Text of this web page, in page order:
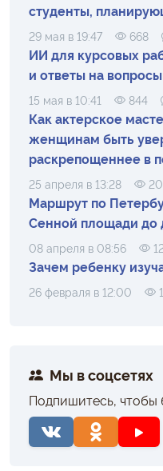
студенты,
29 мая в 19:47 668
ИИ для курсовых
и ответы на вопросы
15 мая в 10:41 844
Как актерское
женщинам быть
раскрепощеннее в
25 апреля в 13:28
Маршрут по
Сенной площади до
08 апреля в 08:56
Зачем ребенку
26 февраля в 12:00
Мы в соцсетях
Подпишитесь, чтобы